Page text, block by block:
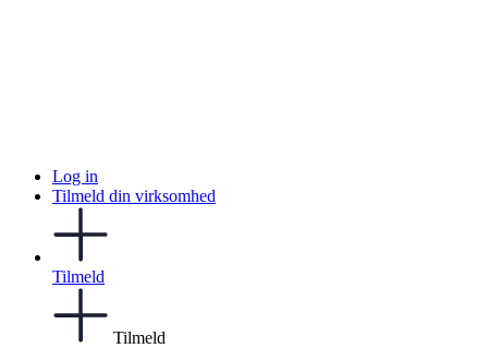
Log in
Tilmeld din virksomhed
Tilmeld
Tilmeld